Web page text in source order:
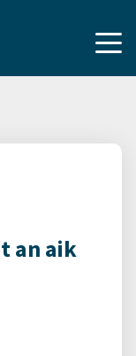
an aik